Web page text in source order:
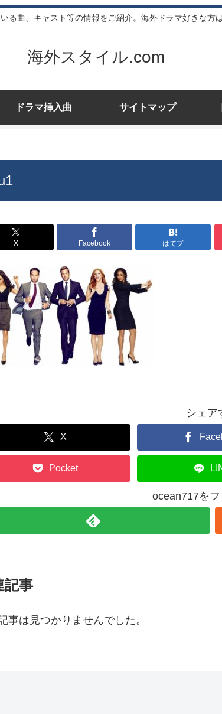
る曲、キャスト等の情報をご紹介。海外ドラマ好きな方
海外スタイル.com
ドラマ挿入曲 サイトマップ
X Facebook はてブ
シェア
X
Pocket
ocean717を
記事
事は見つかりませんでした。